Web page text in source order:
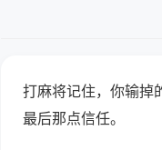
打麻将记住，你输掉
最后那点信任。